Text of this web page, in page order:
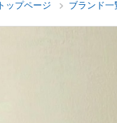
トップページ ブランド一